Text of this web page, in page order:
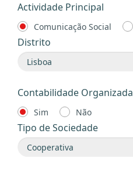
Actividade Principal
Comunicação Social
Distrito
Contabilidade Organizada
Sim Não
Tipo de Sociedade